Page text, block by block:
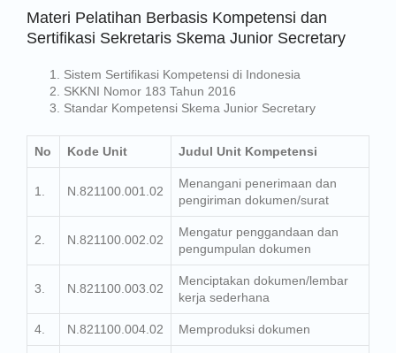
Materi Pelatihan Berbasis Kompetensi dan
Sertifikasi Sekretaris Skema Junior Secretary
Sistem Sertifikasi Kompetensi di Indonesia
SKKNI Nomor 183 Tahun 2016
Standar Kompetensi Skema Junior Secretary
No Kode Unit Judul Unit Kompetensi
1. N.821100.001.02
Menangani penerimaan dan
pengiriman dokumen/surat
2. N.821100.002.02
Mengatur penggandaan dan
pengumpulan dokumen
3. N.821100.003.02
Menciptakan dokumen/lembar
kerja sederhana
4. N.821100.004.02 Memproduksi dokumen